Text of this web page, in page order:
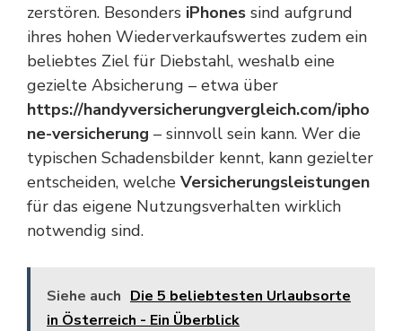
zerstören. Besonders iPhones sind aufgrund
ihres hohen Wiederverkaufswertes zudem ein
beliebtes Ziel für Diebstahl, weshalb eine
gezielte Absicherung – etwa über
https://handyversicherungvergleich.com/ipho
ne-versicherung – sinnvoll sein kann. Wer die
typischen Schadensbilder kennt, kann gezielter
entscheiden, welche Versicherungsleistungen
für das eigene Nutzungsverhalten wirklich
notwendig sind.
Siehe auch Die 5 beliebtesten Urlaubsorte
in Österreich - Ein Überblick